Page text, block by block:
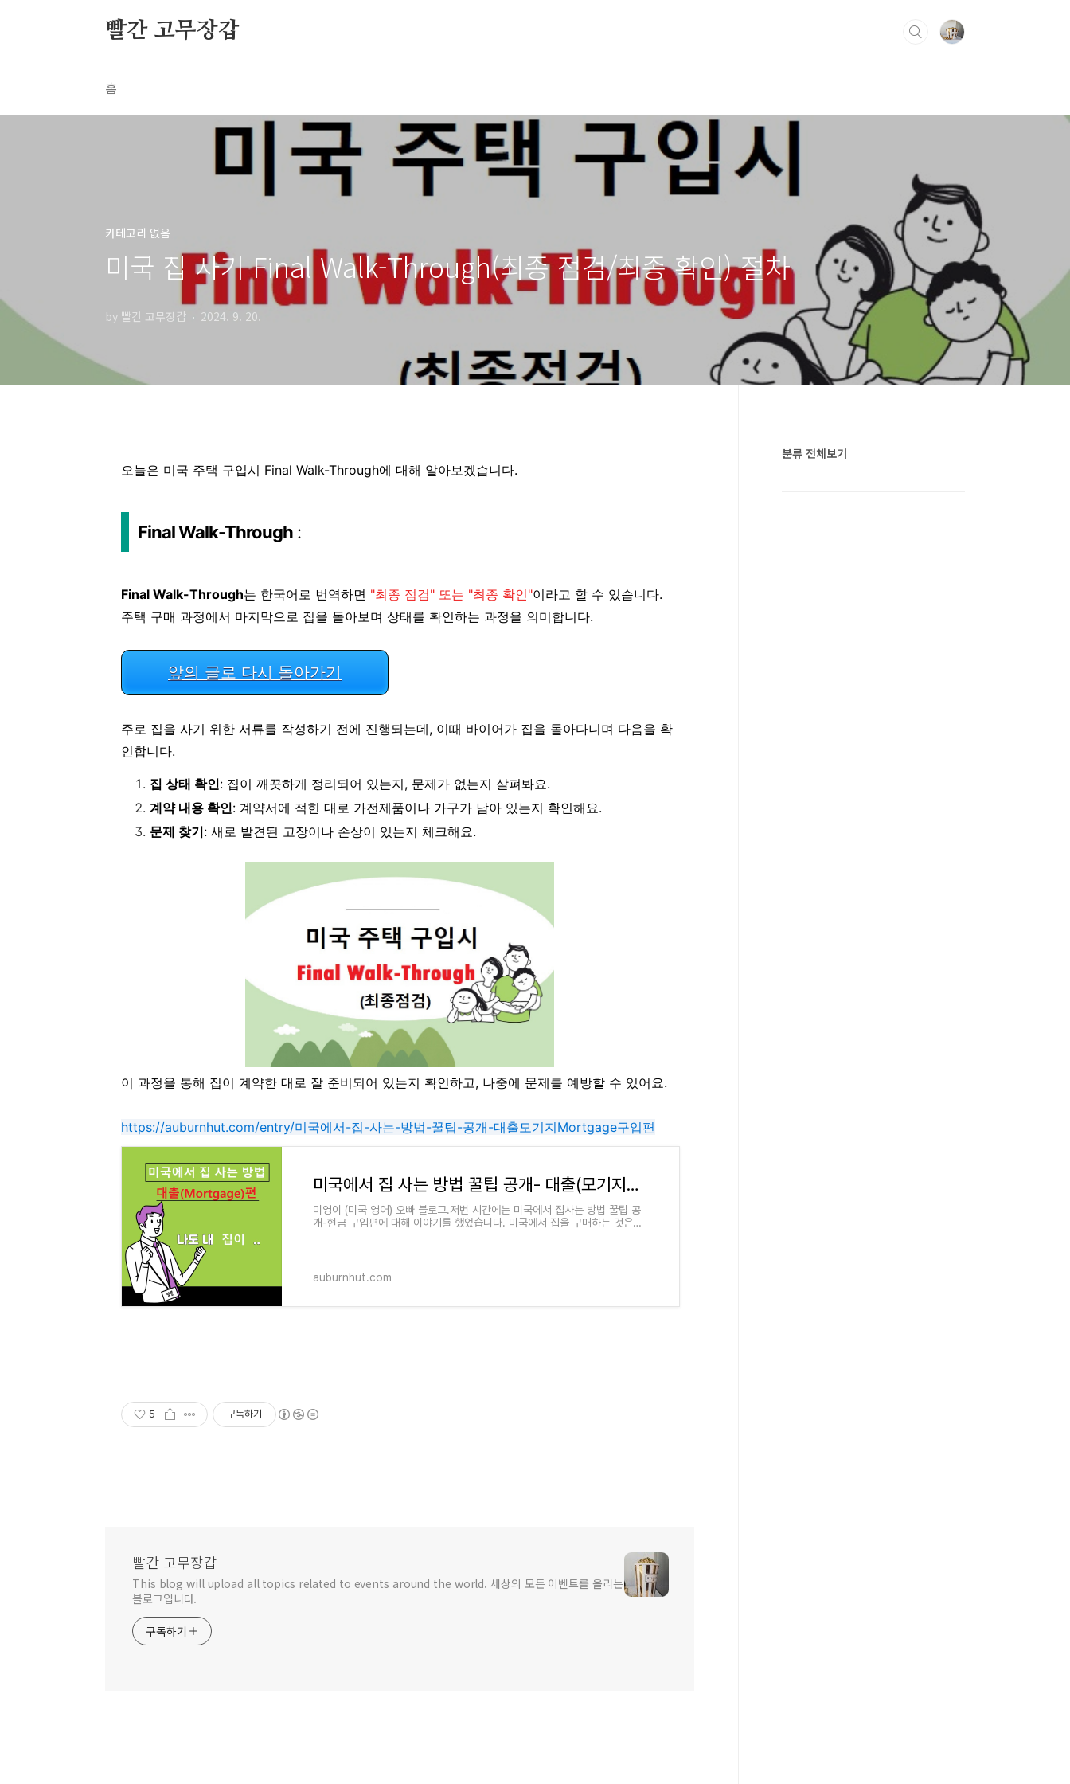
빨간 고무장갑
홈
카테고리 없음
미국 집 사기 Final Walk-Through(최종 점검/최종 확인) 절차
by 빨간 고무장갑 2024. 9. 20.
오늘은 미국 주택 구입시 Final Walk-Through에 대해 알아보겠습니다.
Final Walk-Through :
Final Walk-Through는 한국어로 번역하면 "최종 점검" 또는 "최종 확인"이라고 할 수 있습니다.
주택 구매 과정에서 마지막으로 집을 돌아보며 상태를 확인하는 과정을 의미합니다.
앞의 글로 다시 돌아가기
주로 집을 사기 위한 서류를 작성하기 전에 진행되는데, 이때 바이어가 집을 돌아다니며 다음을 확
인합니다.
집 상태 확인: 집이 깨끗하게 정리되어 있는지, 문제가 없는지 살펴봐요.
계약 내용 확인: 계약서에 적힌 대로 가전제품이나 가구가 남아 있는지 확인해요.
문제 찾기: 새로 발견된 고장이나 손상이 있는지 체크해요.
이 과정을 통해 집이 계약한 대로 잘 준비되어 있는지 확인하고, 나중에 문제를 예방할 수 있어요.
https://auburnhut.com/entry/미국에서-집-사는-방법-꿀팁-공개-대출모기지Mortgage구입편
미국에서 집 사는 방법 꿀팁 공개- 대출(모기지/Mortgage)편
미영이 (미국 영어) 오빠 블로그.저번 시간에는 미국에서 집사는 방법 꿀팁 공
개-현금 구입편에 대해 이야기를 했었습니다. 미국에서 집을 구매하는 것은
auburnhut.com
5 구독하기
빨간 고무장갑
This blog will upload all topics related to events around the world. 세상의 모든 이벤트를 올리는
블로그입니다.
구독하기
분류 전체보기